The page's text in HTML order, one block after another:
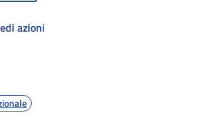
azioni